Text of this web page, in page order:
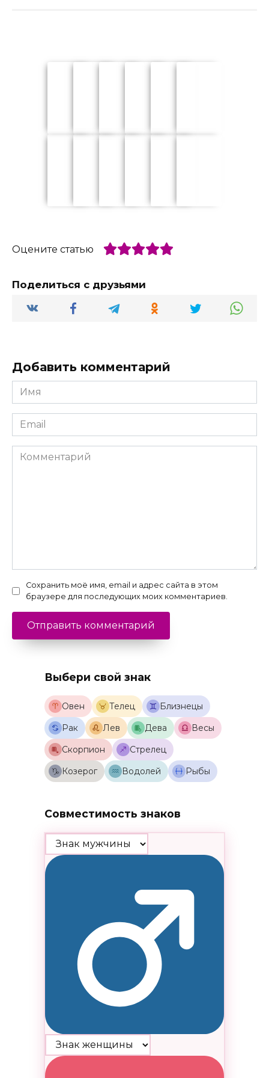
Оцените статью
Поделиться с друзьями
Добавить комментарий
Имя
*
Email
*
Комментарий
Сохранить моё имя, email и адрес сайта в этом
браузере для последующих моих комментариев.
Выбери свой знак
Овен Телец
Близнецы
Рак
Лев Дева
Весы
Скорпион
Стрелец
Козерог
Водолей Рыбы
Совместимость знаков